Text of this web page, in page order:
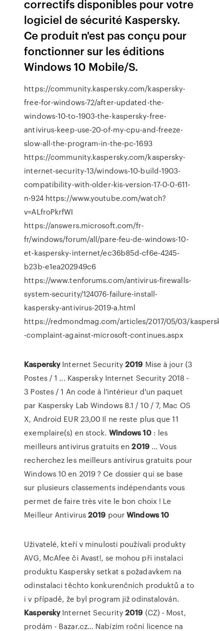
correctifs disponibles pour votre
logiciel de sécurité Kaspersky.
Ce produit n'est pas conçu pour
fonctionner sur les éditions
Windows 10 Mobile/S.
https://community.kaspersky.com/kaspersky-
free-for-windows-72/after-updated-the-
windows-10-to-1903-the-kaspersky-free-
antivirus-keep-use-20-of-my-cpu-and-freeze-
slow-all-the-program-in-the-pc-1693
https://community.kaspersky.com/kaspersky-
internet-security-13/windows-10-build-1903-
compatibility-with-older-kis-version-17-0-0-611-
n-924 https://www.youtube.com/watch?
v=ALfroPkrfWI
https://answers.microsoft.com/fr-
fr/windows/forum/all/pare-feu-de-windows-10-
et-kaspersky-internet/ec36b85d-cf6e-4245-
b23b-e1ea202949c6
https://www.tenforums.com/antivirus-firewalls-
system-security/124076-failure-install-
kaspersky-antivirus-2019-a.html
https://redmondmag.com/articles/2017/05/03/
-complaint-against-microsoft-continues.aspx
KasperskyInternet Security2019 Mise à jour (3
Postes / 1 ... Kaspersky Internet Security 2018 -
3 Postes / 1 An code à l'intérieur d'un paquet
par Kaspersky Lab Windows 8.1 / 10 / 7, Mac OS
X, Android EUR 23,00 Il ne reste plus que 11
exemplaire(s) en stock. Windows10: les
meilleurs antivirus gratuits en2019... Vous
recherchez les meilleurs antivirus gratuits pour
Windows 10 en 2019 ? Ce dossier qui se base
sur plusieurs classements indépendants vous
permet de faire très vite le bon choix ! Le
Meilleur Antivirus2019 pourWindows10
Uživatelé, kteří v minulosti používali produkty
AVG, McAfee či Avast!, se mohou při instalaci
produktu Kaspersky setkat s požadavkem na
odinstalaci těchto konkurenčních produktů a to
i v případě, že byl program již odinstalován.
KasperskyInternet Security2019 (CZ) - Most,
prodám - Bazar.cz… Nabízím roční licence na